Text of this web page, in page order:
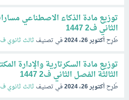
توزيع مادة الذكاء الاصطناعي
الثاني ف2 1447
طُرِحأكتوبر 26، 2024 في تصنيف ثالث ثانوي ف2
توزيع مادة السكرتارية والإدارة
الثالثة الفصل الثاني ف2 1447
طُرِحأكتوبر 26، 2024 في تصنيف ثالث ثانوي ف2